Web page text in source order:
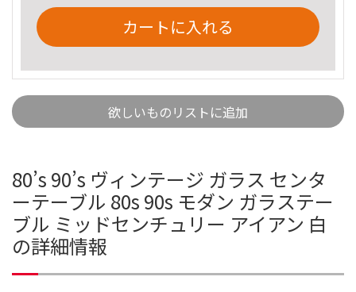
カートに入れる
欲しいものリストに追加
80’s 90’s ヴィンテージ ガラス センタ
ーテーブル 80s 90s モダン ガラステー
ブル ミッドセンチュリー アイアン 白
の詳細情報